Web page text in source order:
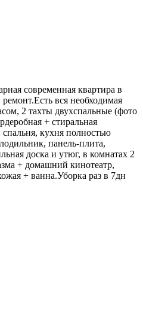
современная квартира в
вся необходимая
2 тахты двухспальные (фото
+ стиральная
кухня полностью
панель-плита,
доска и утюг, в комнатах 2
+ домашний кинотеатр,
+ ванна.Уборка раз в 7дн